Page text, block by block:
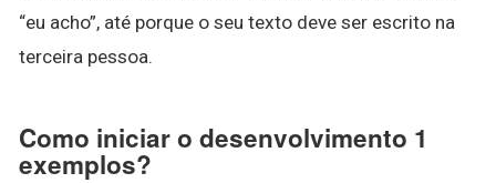
“eu acho”, até porque o seu texto deve ser escrito na
terceira pessoa.
Como iniciar o desenvolvimento 1
exemplos?